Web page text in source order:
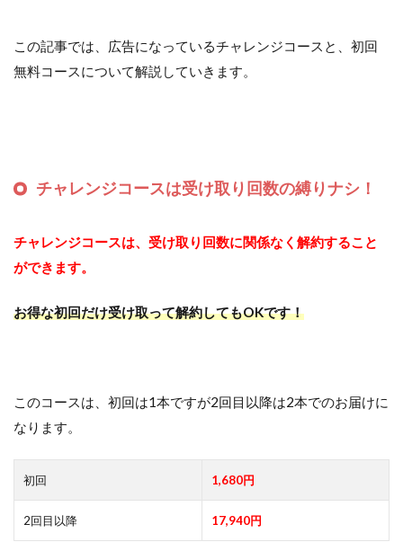
この記事では、広告になっているチャレンジコースと、初回
無料コースについて解説していきます。
チャレンジコースは受け取り回数の縛りナシ！
チャレンジコースは、受け取り回数に関係なく解約すること
ができます。
お得な初回だけ受け取って解約してもOKです！
このコースは、初回は1本ですが2回目以降は2本でのお届けに
なります。
初回 1,680円
2回目以降 17,940円